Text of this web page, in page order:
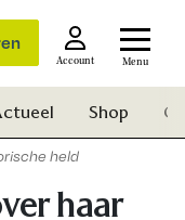
Account Menu
Shop
held
haar